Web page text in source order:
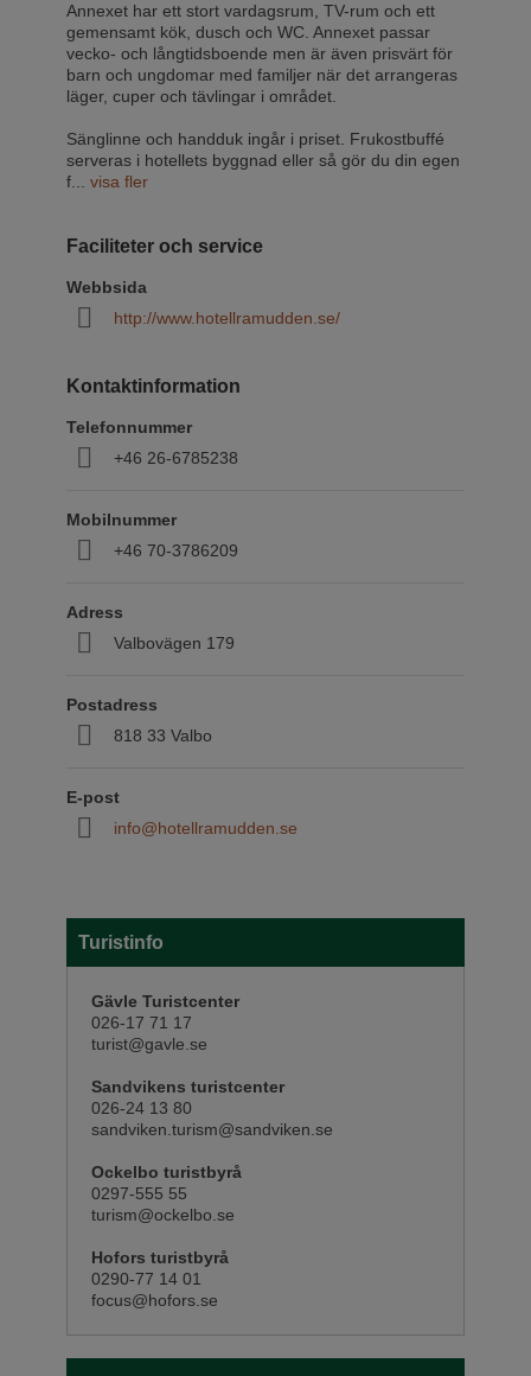
Annexet har ett stort vardagsrum, TV-rum och ett
gemensamt kök, dusch och WC. Annexet passar
vecko- och långtidsboende men är även prisvärt för
barn och ungdomar med familjer när det arrangeras
läger, cuper och tävlingar i området.
Sänglinne och handduk ingår i priset. Frukostbuffé
serveras i hotellets byggnad eller så gör du din egen
f... visa fler
Faciliteter och service
Webbsida
http://www.hotellramudden.se/
Kontaktinformation
Telefonnummer
+46 26-6785238
Mobilnummer
+46 70-3786209
Adress
Valbovägen 179
Postadress
818 33 Valbo
E-post
info@hotellramudden.se
Turistinfo
Gävle Turistcenter
026-17 71 17
turist@gavle.se
Sandvikens turistcenter
026-24 13 80
sandviken.turism@sandviken.se
Ockelbo turistbyrå
0297-555 55
turism@ockelbo.se
Hofors turistbyrå
0290-77 14 01
focus@hofors.se